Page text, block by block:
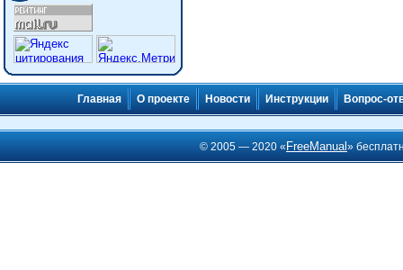
Главная О проекте Новости Инструкции Вопрос-
© 2005 — 2020 « FreeManual»